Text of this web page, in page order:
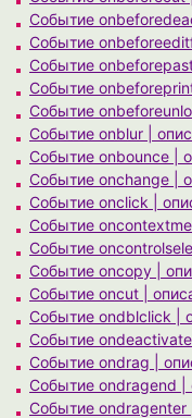
Событие
Событие
Событие
Событие
Событие
Событие onblur |
Событие onbounce |
Событие onchange |
Событие onclick |
Событие
Событие
Событие oncopy |
Событие oncut |
Событие ondblclick |
Событие
Событие ondrag |
Событие ondragend
Событие